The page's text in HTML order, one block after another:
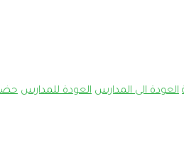
العودة الى المدارس العودة للمدارس